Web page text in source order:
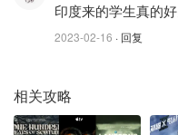
魁北克省（93,000
阿尔伯塔省（43,000
新斯科舍省（
印度来的学生真的
2023-02-16 · 回复
相关攻略